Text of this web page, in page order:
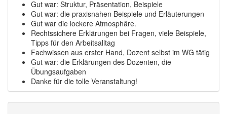
Gut war: Struktur, Präsentation, Beispiele
Gut war: die praxisnahen Beispiele und Erläuterungen
Gut war die lockere Atmosphäre.
Rechtssichere Erklärungen bei Fragen, viele Beispiele,
Tipps für den Arbeitsalltag
Fachwissen aus erster Hand, Dozent selbst im WG tätig
Gut war: die Erklärungen des Dozenten, die
Übungsaufgaben
Danke für die tolle Veranstaltung!